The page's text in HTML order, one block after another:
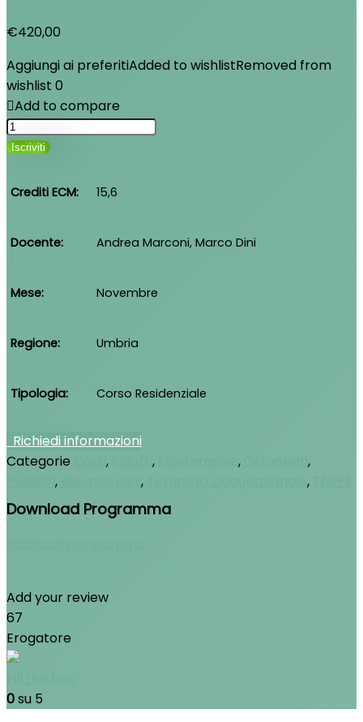
€420,00
Aggiungi ai preferitiAdded to wishlistRemoved from
wishlist 0
Add to compare
Nuovi
Paradigmi
Bocca
quantità
Iscriviti
Crediti ECM 15,6
Docente Andrea Marconi, Marco Dini
Mese Novembre
Regione Umbria
Tipologia Corso Residenziale
Richiedi informazioni
Categorie
, , ,
,
, , ,
Download Programma
Add your review
67
Erogatore
0su 5